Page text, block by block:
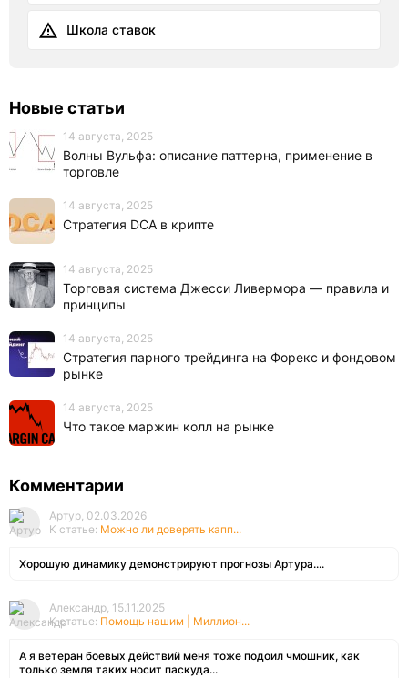
Школа ставок
Новые статьи
14 августа, 2025
Волны Вульфа: описание паттерна, применение в
торговле
14 августа, 2025
Стратегия DCA в крипте
14 августа, 2025
Торговая система Джесси Ливермора — правила и
принципы
14 августа, 2025
Стратегия парного трейдинга на Форекс и фондовом
рынке
14 августа, 2025
Что такое маржин колл на рынке
Комментарии
Артур, 02.03.2026
К статье: Можно ли доверять капп...
Хорошую динамику демонстрируют прогнозы Артура....
Александр, 15.11.2025
К статье: Помощь нашим | Миллион...
А я ветеран боевых действий меня тоже подоил чмошник, как
только земля таких носит паскуда...